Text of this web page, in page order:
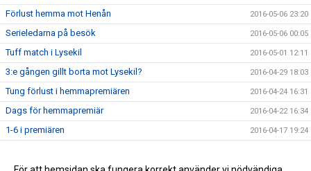
Förlust hemma mot Henån 2016-05-06 23:20
Serieledarna på besök 2016-05-06 00:05
Tuff match i Lysekil 2016-05-01 12:11
3:e gången gillt borta mot Lysekil? 2016-04-29 18:03
Tung förlust i hemmapremiären 2016-04-24 16:31
Dags för hemmapremiär 2016-04-22 16:34
1-6 i premiären 2016-04-17 19:24
Försäsongen avklarad